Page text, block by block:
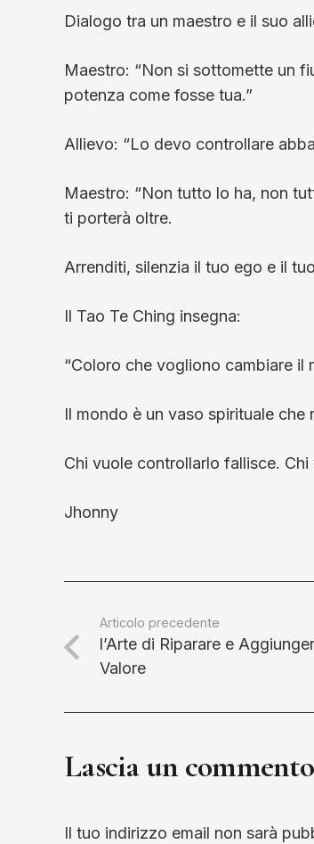
Dialogo tra un maestro e il suo
Maestro: “Non si sottomette un
potenza come fosse tua.”
Allievo: “Lo devo controllare
Maestro: “Non tutto lo ha, non
ti porterà oltre.
Arrenditi, silenzia il tuo ego e il
Il Tao Te Ching insegna:
“Coloro che vogliono cambiare
Il mondo è un vaso spirituale che
Chi vuole controllarlo fallisce.
Jhonny
Articolo precedente
l’Arte di Riparare e
Valore
Lascia un commento
Il tuo indirizzo email non sarà